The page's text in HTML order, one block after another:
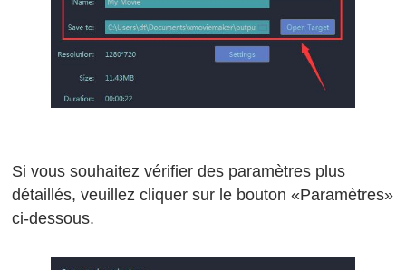
Si vous souhaitez vérifier des paramètres plus
détaillés, veuillez cliquer sur le bouton «Paramètres»
ci-dessous.